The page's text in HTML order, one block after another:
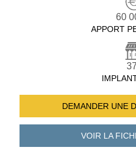
60
APPORT
DEMANDER UNE
VOIR LA